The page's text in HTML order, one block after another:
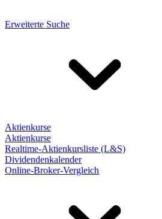
Erweiterte Suche
Aktienkurse
Aktienkurse
Realtime-Aktienkursliste (L&S)
Dividendenkalender
Online-Broker-Vergleich